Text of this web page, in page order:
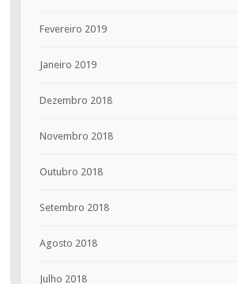
Fevereiro 2019
Janeiro 2019
Dezembro 2018
Novembro 2018
Outubro 2018
Setembro 2018
Agosto 2018
Julho 2018